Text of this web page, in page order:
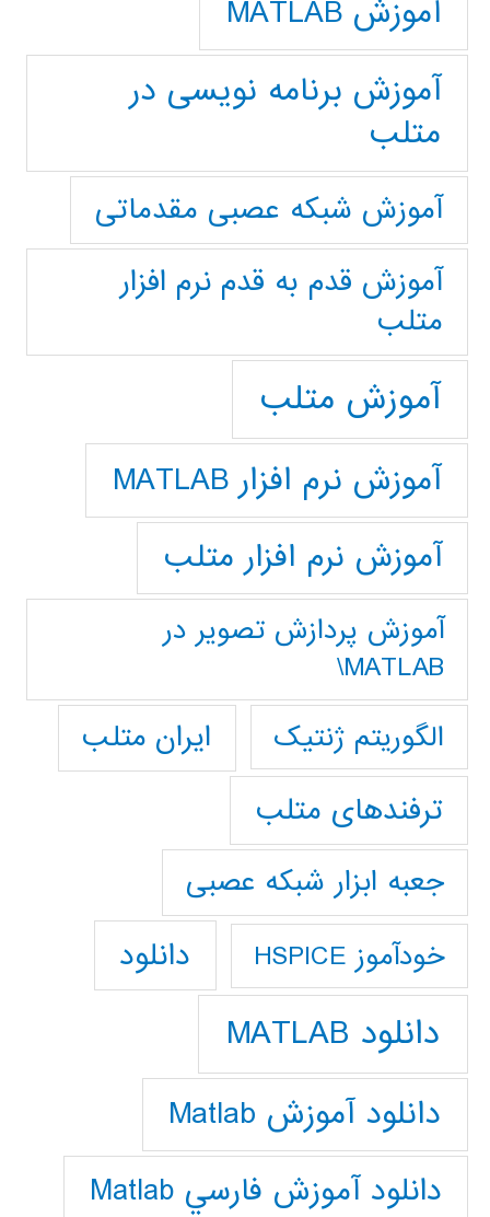
آموزش MATLAB
آموزش برنامه نویسی در
متلب
آموزش شبکه عصبی مقدماتی
آموزش قدم به قدم نرم افزار
متلب
آموزش متلب
آموزش نرم افزار MATLAB
آموزش نرم افزار متلب
آموزش پردازش تصوير در
MATLAB\
الگوریتم ژنتیک
ایران متلب
ترفندهای متلب
جعبه ابزار شبکه عصبی
خودآموز HSPICE دانلود
دانلود MATLAB
دانلود آموزش Matlab
دانلود آموزش فارسي Matlab